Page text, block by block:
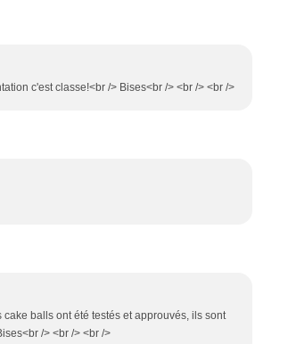
c'est classe!<br /> Bises<br /> <br /> <br />
balls ont été testés et approuvés, ils sont
/> <br /> <br />